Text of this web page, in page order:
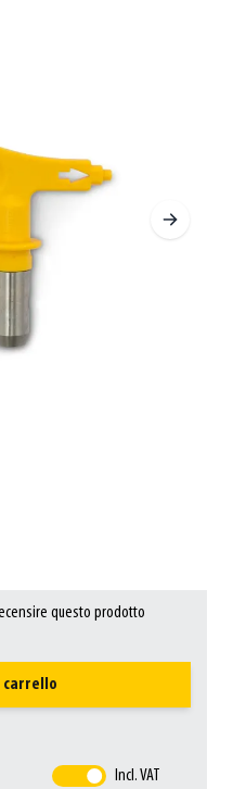
questo prodotto
carrello
Incl. VAT